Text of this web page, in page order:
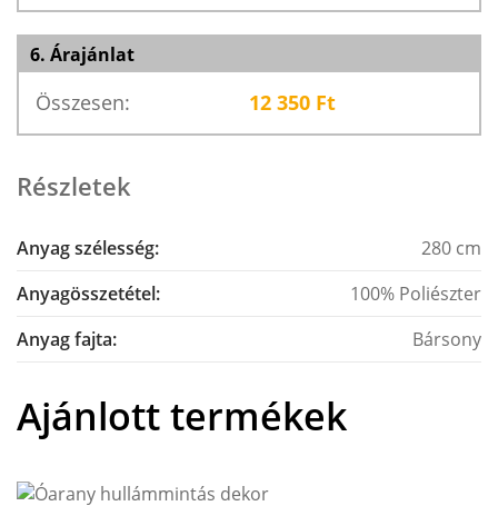
6. Árajánlat
Összesen: 12 350 Ft
Részletek
Anyag szélesség:
280 cm
Anyagösszetétel:
100% Poliészter
Anyag fajta:
Bársony
Ajánlott termékek